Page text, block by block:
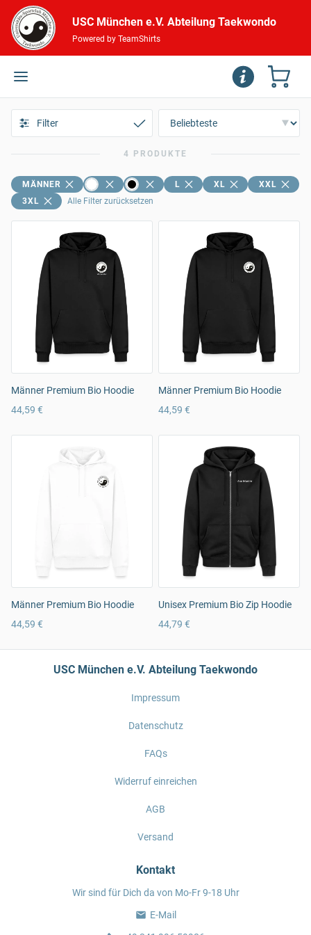
USC München e.V. Abteilung Taekwondo
Powered by TeamShirts
Filter
4 PRODUKTE
MÄNNER L XL
XXL
3XL
Alle Filter zurücksetzen
Männer Premium Bio Hoodie
44,59 €
Männer Premium Bio Hoodie
44,59 €
Männer Premium Bio Hoodie
44,59 €
Unisex Premium Bio Zip Hoodie
44,79 €
USC München e.V. Abteilung Taekwondo
Impressum
Datenschutz
FAQs
Widerruf einreichen
AGB
Versand
Kontakt
Wir sind für Dich da von Mo-Fr 9-18 Uhr
E-Mail